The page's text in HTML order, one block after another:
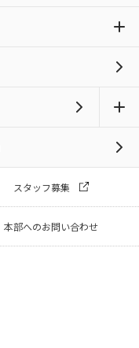
スタッフ募集
本部へのお問い合わせ